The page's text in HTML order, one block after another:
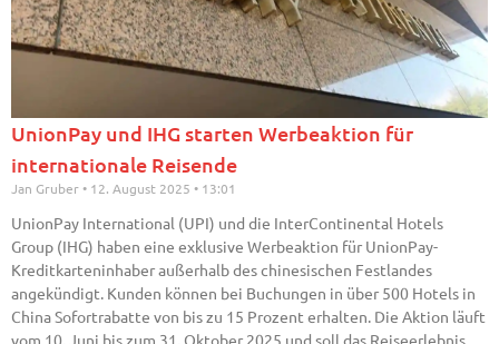
UnionPay und IHG starten Werbeaktion für
internationale Reisende
Jan Gruber 12. August 2025 13:01
UnionPay International (UPI) und die InterContinental Hotels
Group (IHG) haben eine exklusive Werbeaktion für UnionPay-
Kreditkarteninhaber außerhalb des chinesischen Festlandes
angekündigt. Kunden können bei Buchungen in über 500 Hotels in
China Sofortrabatte von bis zu 15 Prozent erhalten. Die Aktion läuft